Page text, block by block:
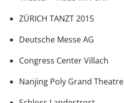
ZÜRICH TANZT 2015
Deutsche Messe AG
Congress Center Villach
Nanjing Poly Grand Theatre